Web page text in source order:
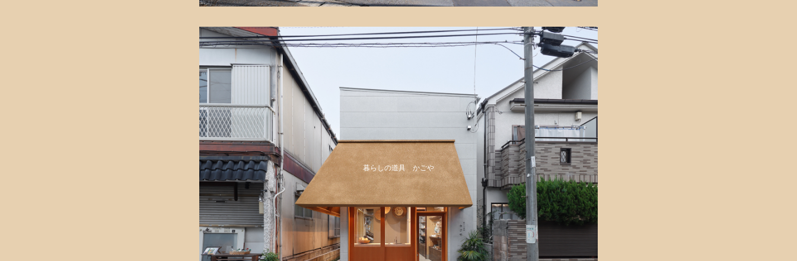
暮らしの道具 かごや